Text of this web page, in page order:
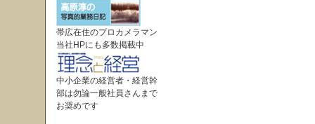
帯広在住のプロカメラマン
当社HPにも多数掲載中
中小企業の経営者・経営幹
部は勿論一般社員さんまで
お奨めです